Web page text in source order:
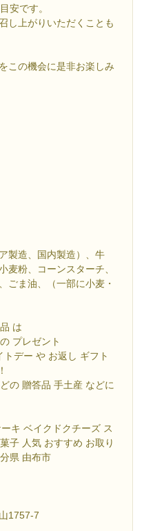
安です。
し上がりいただくことも
この機会に是非お楽しみ
製造、国内製造）、牛
麦粉、コーンスターチ、
ごま油、（一部に小麦・
は
プレゼント
デー や お返し ギフト
の 贈答品 手土産 などに
キ ベイクドクチーズ ス
子 人気 おすすめ お取り
県 由布市
1757-7